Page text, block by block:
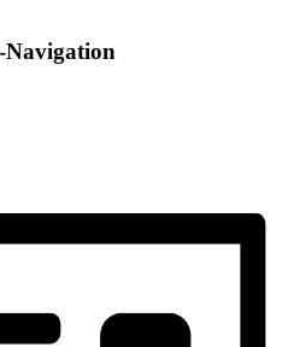
Navigation